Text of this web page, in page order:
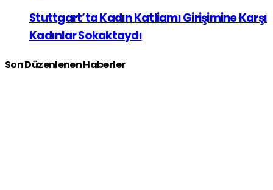
Stuttgart’ta Kadın Katliamı Girişimine Karşı
Kadınlar Sokaktaydı
Son Düzenlenen Haberler